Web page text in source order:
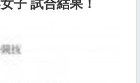
子 試合結果！